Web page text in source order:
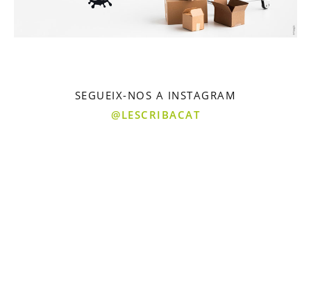
SEGUEIX-NOS A INSTAGRAM
@LESCRIBACAT